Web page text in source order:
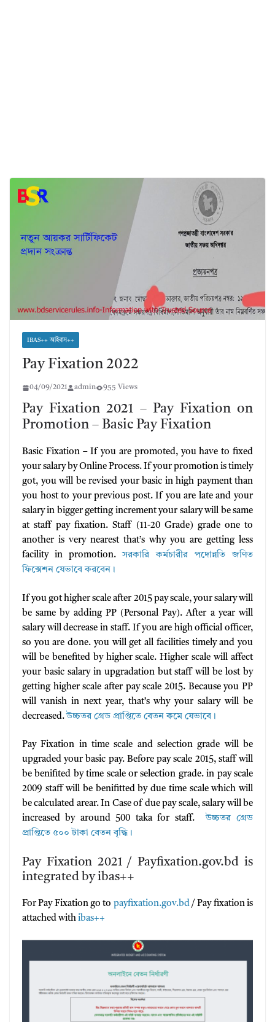
IBAS++ আইবাস++
Pay Fixation 2022
04/09/2021 admin 955 Views
Pay Fixation 2021 – Pay Fixation on
Promotion – Basic Pay Fixation
Basic Fixation – If you are promoted, you have to fixed
your salary by Online Process. If your promotion is timely
got, you will be revised your basic in high payment than
you host to your previous post. If you are late and your
salary in bigger getting increment your salary will be same
at staff pay fixation. Staff (11-20 Grade) grade one to
another is very nearest that’s why you are getting less
facility in promotion.সরকারি কর্মচারীর পদোন্নতি জণিত
ফিক্সেশন যেভাবে করবেন।
If you got higher scale after 2015 pay scale, your salary will
be same by adding PP (Personal Pay). After a year will
salary will decrease in staff. If you are high official officer,
so you are done. you will get all facilities timely and you
will be benefited by higher scale. Higher scale will affect
your basic salary in upgradation but staff will be lost by
getting higher scale after pay scale 2015. Because you PP
will vanish in next year, that’s why your salary will be
decreased.উচ্চতর গ্রেড প্রাপ্তিতে বেতন কমে যেভাবে।
Pay Fixation in time scale and selection grade will be
upgraded your basic pay. Before pay scale 2015, staff will
be benifited by time scale or selection grade. in pay scale
2009 staff will be benifitted by due time scale which will
be calculated arear. In Case of due pay scale, salary will be
increased by around 500 taka for staff.উচ্চতর গ্রেড
প্রাপ্তিতে ৫০০ টাকা বেতন বৃদ্ধি।
Pay Fixation 2021 / Payfixation.gov.bd is
integrated by ibas++
For Pay Fixation go to payfixation.gov.bd/ Pay fixation is
attached with ibas++